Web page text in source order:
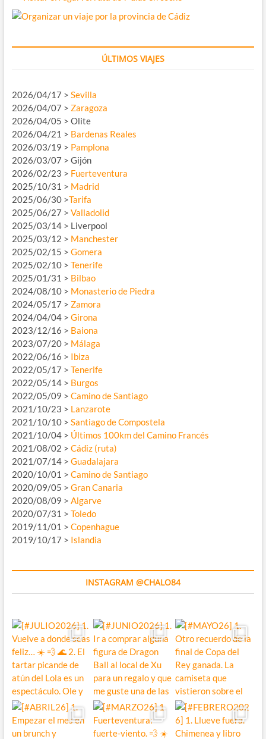
ÚLTIMOS VIAJES
2026/04/17 > Sevilla
2026/04/07 > Zaragoza
2026/04/05 > Olite
2026/04/21 > Bardenas Reales
2026/03/19 > Pamplona
2026/03/07 > Gijón
2026/02/23 > Fuerteventura
2025/10/31 > Madrid
2025/06/30 >Tarifa
2025/06/27 > Valladolid
2025/03/14 > Liverpool
2025/03/12 > Manchester
2025/02/15 > Gomera
2025/02/10 > Tenerife
2025/01/31 > Bilbao
2024/08/10 > Monasterio de Piedra
2024/05/17 > Zamora
2024/04/04 > Girona
2023/12/16 > Baiona
2023/07/20 > Málaga
2022/06/16 > Ibiza
2022/05/17 > Tenerife
2022/05/14 > Burgos
2022/05/09 > Camino de Santiago
2021/10/23 > Lanzarote
2021/10/10 > Santiago de Compostela
2021/10/04 > Últimos 100km del Camino Francés
2021/08/02 > Cádiz (ruta)
2021/07/14 > Guadalajara
2020/10/01 > Camino de Santiago
2020/09/05 > Gran Canaria
2020/08/09 > Algarve
2020/07/31 > Toledo
2019/11/01 > Copenhague
2019/10/17 > Islandia
INSTAGRAM @CHALO84